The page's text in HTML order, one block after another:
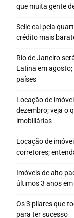
que muita gente
Selic cai pela
crédito mais
Rio de Janeiro
Latina em agosto;
países
Locação de
dezembro; veja o
imobiliárias
Locação de
corretores;
Imóveis de alto
últimos 3 anos
Os 3 pilares que
para ter sucesso